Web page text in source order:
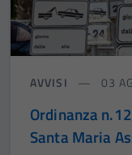
AVVISI 03
Ordinanza
Santa Maria